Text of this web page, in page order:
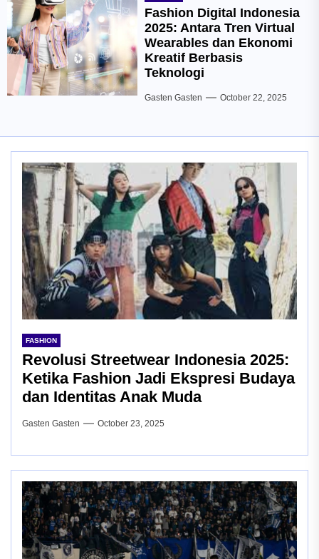
Fashion Digital Indonesia
2025: Antara Tren Virtual
Wearables dan Ekonomi
Kreatif Berbasis
Teknologi
Gasten Gasten October 22, 2025
FASHION
Revolusi Streetwear Indonesia 2025:
Ketika Fashion Jadi Ekspresi Budaya
dan Identitas Anak Muda
Gasten Gasten October 23, 2025